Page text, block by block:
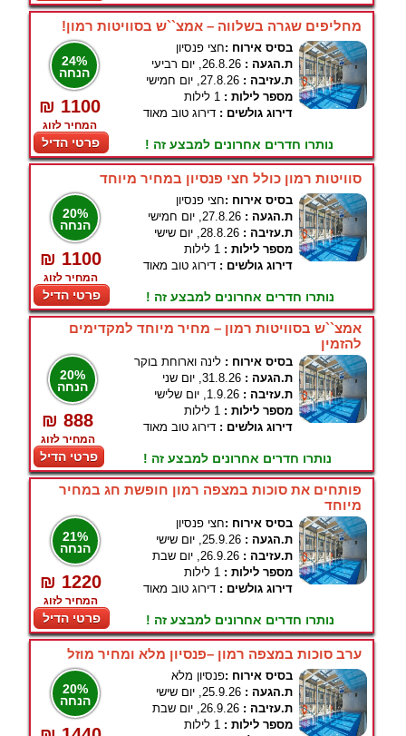
מחליפים שגרה בשלווה – אמצ``ש בסוויטות רמון!
24%
הנחה
₪ 1100
המחיר לזוג
פרטי הדיל
בסיס אירוח :חצי פנסיון
ת.הגעה : 26.8.26, יום רביעי
ת.עזיבה : 27.8.26, יום חמישי
מספר לילות : 1 לילות
דירוג גולשים : דירוג טוב מאוד
נותרו חדרים אחרונים למבצע זה !
סוויטות רמון כולל חצי פנסיון במחיר מיוחד
20%
הנחה
₪ 1100
המחיר לזוג
פרטי הדיל
בסיס אירוח :חצי פנסיון
ת.הגעה : 27.8.26, יום חמישי
ת.עזיבה : 28.8.26, יום שישי
מספר לילות : 1 לילות
דירוג גולשים : דירוג טוב מאוד
נותרו חדרים אחרונים למבצע זה !
אמצ``ש בסוויטות רמון – מחיר מיוחד למקדימים
להזמין
20%
הנחה
₪ 888
המחיר לזוג
פרטי הדיל
בסיס אירוח : לינה וארוחת בוקר
ת.הגעה : 31.8.26, יום שני
ת.עזיבה : 1.9.26, יום שלישי
מספר לילות : 1 לילות
דירוג גולשים : דירוג טוב מאוד
נותרו חדרים אחרונים למבצע זה !
פותחים את סוכות במצפה רמון חופשת חג במחיר
מיוחד
21%
הנחה
₪ 1220
המחיר לזוג
פרטי הדיל
בסיס אירוח :חצי פנסיון
ת.הגעה : 25.9.26, יום שישי
ת.עזיבה : 26.9.26, יום שבת
מספר לילות : 1 לילות
דירוג גולשים : דירוג טוב מאוד
נותרו חדרים אחרונים למבצע זה !
ערב סוכות במצפה רמון –פנסיון מלא ומחיר מוזל
20%
הנחה
בסיס אירוח :פנסיון מלא
ת.הגעה : 25.9.26, יום שישי
ת.עזיבה : 26.9.26, יום שבת
מספר לילות : 1 לילות